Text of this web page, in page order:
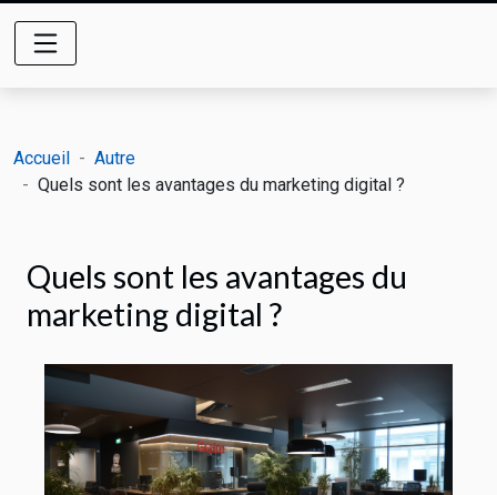
Accueil
Autre
Quels sont les avantages du marketing digital ?
Quels sont les avantages du
marketing digital ?